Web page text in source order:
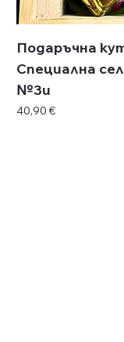
Подаръчна
Специална
№3и
Цена
40,90 €